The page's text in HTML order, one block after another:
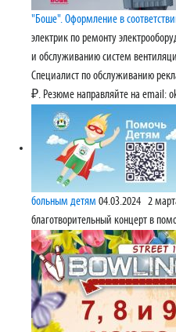
"Боше". Оформление в
электрик по ремонту
и обслуживанию систем
Специалист по обслуживанию
₽. Резюме направляйте на email:
больным детям 04.03.2024 2
благотворительный концерт в